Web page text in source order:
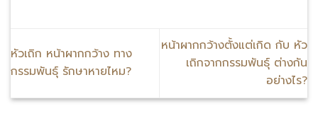
หัวเถิก หน้าผากกว้าง ทาง
กรรมพันธุ์ รักษาหายไหม?
หน้าผากกว้างตั้งแต่เกิด กับ หัว
เถิกจากกรรมพันธุ์ ต่างกัน
อย่างไร?